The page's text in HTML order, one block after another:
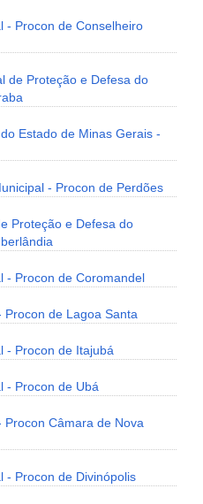
- Procon de Conselheiro
de Proteção e Defesa do
Estado de Minas Gerais -
- Procon de Perdões
Proteção e Defesa do
- Procon de Coromandel
Procon de Lagoa Santa
- Procon de Itajubá
- Procon de Ubá
Procon Câmara de Nova
- Procon de Divinópolis